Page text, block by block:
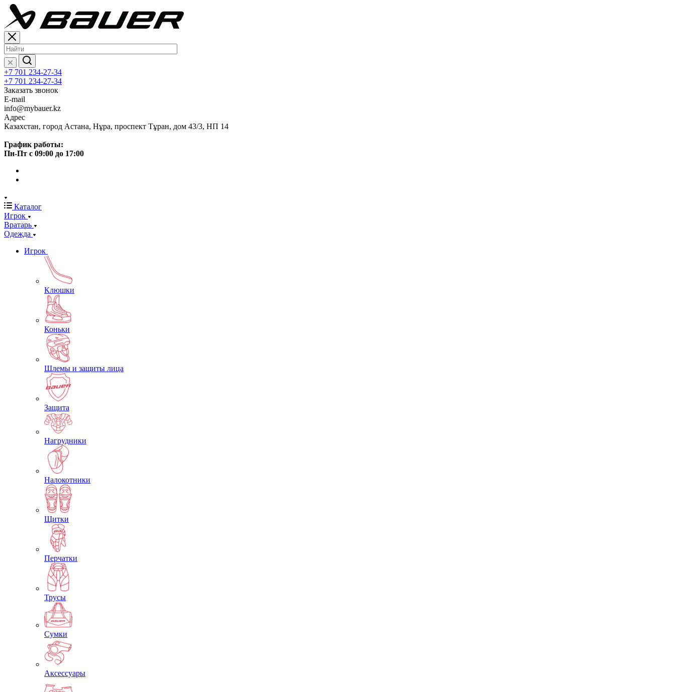
+7 701 234-27-34
+7 701 234-27-34
Заказать звонок
E-mail
info@mybauer.kz
Адрес
Казахстан, город Астана, Нұра, проспект Тұран, дом 43/3, НП 14
График работы:
Пн-Пт с 09:00 до 17:00
Каталог
Игрок
Вратарь
Одежда
Игрок
Клюшки
Коньки
Шлемы и защиты лица
Защита
Нагрудники
Налокотники
Щитки
Перчатки
Трусы
Сумки
Аксессуары